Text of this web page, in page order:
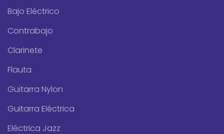
Bajo Eléctrico
Contrabajo
Clarinete
Flauta
Guitarra Nylon
Guitarra Eléctrica
Eléctrica Jazz